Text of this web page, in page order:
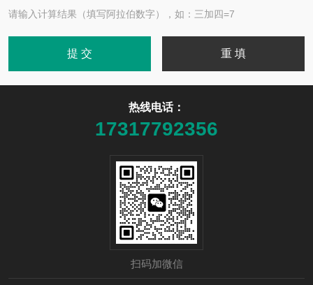
请输入计算结果（填写阿拉伯数字），如：三加四=7
热线电话：
17317792356
扫码加微信